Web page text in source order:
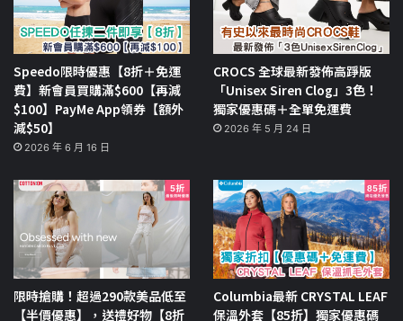
Speedo限時優惠【8折＋免運
費】新會員買購滿$600【再減
$100】PayMe App領券【額外
減$50】
2026 年 6 月 16 日
CROCS 全球最新發佈高踭版
「Unisex Siren Clog」3色！
獨家優惠碼＋全單免運費
2026 年 5 月 24 日
限時搶購！超過290款美品低至
【半價優惠】，送禮好物【8折
Columbia最新 CRYSTAL LEAF
保溫外套【85折】獨家優惠碼